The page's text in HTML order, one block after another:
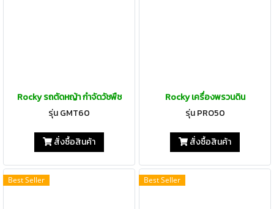
Rocky รถตัดหญ้า กำจัดวัชพืช
รุ่น GMT60
สั่งซื้อสินค้า
Rocky เครื่องพรวนดิน
รุ่น PRO50
สั่งซื้อสินค้า
Best Seller Best Seller